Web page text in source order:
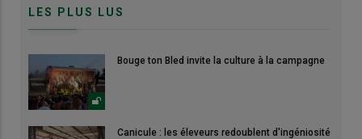
LES PLUS LUS
Bouge ton Bled invite la culture à la campagne
Canicule : les éleveurs redoublent d'ingéniosité